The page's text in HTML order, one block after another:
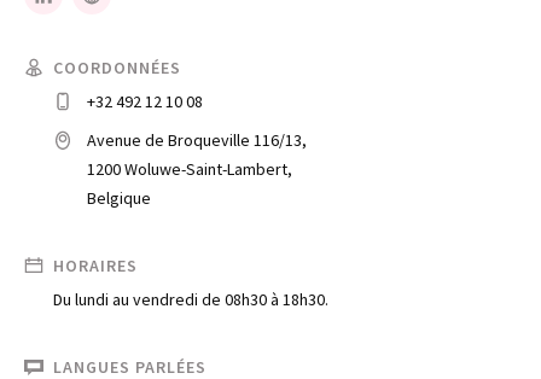
COORDONNÉES
+32 492 12 10 08
Avenue de Broqueville 116/13,
1200 Woluwe-Saint-Lambert,
Belgique
HORAIRES
Du lundi au vendredi de 08h30 à 18h30.
LANGUES PARLÉES